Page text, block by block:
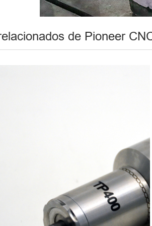
de Pioneer